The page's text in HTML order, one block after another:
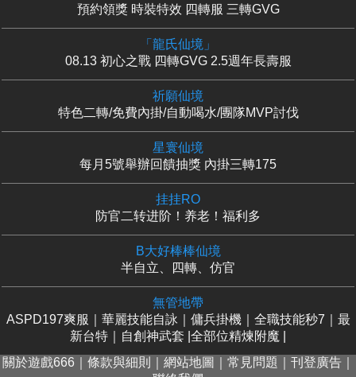
預約領獎 時裝特效 四轉服 三轉GVG
「龍氏仙境」
08.13 初心之戰 四轉GVG 2.5週年長壽服
祈願仙境
特色二轉/免費內掛/自動喝水/團隊MVP討伐
星寰仙境
每月5號舉辦回饋抽獎 內掛三轉175
挂挂RO
防官二转进阶！养老！福利多
B大好棒棒仙境
半自立、四轉、仿官
無管地帶
ASPD197爽服｜華麗技能自詠｜傭兵掛機｜全職技能秒7｜最
新台特｜自創神武套 |全部位精煉附魔 |
關於遊戲666
條款與細則 網站地圖 常見問題 刊登廣告｜